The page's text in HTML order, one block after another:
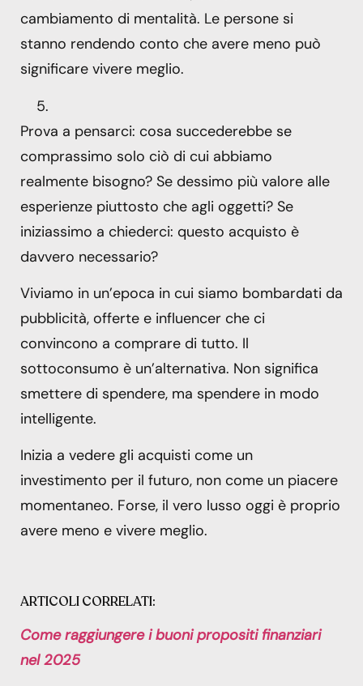
cambiamento di mentalità. Le persone si
stanno rendendo conto che avere meno può
significare vivere meglio.
Prova a pensarci: cosa succederebbe se
comprassimo solo ciò di cui abbiamo
realmente bisogno? Se dessimo più valore alle
esperienze piuttosto che agli oggetti? Se
iniziassimo a chiederci: questo acquisto è
davvero necessario?
Viviamo in un’epoca in cui siamo bombardati da
pubblicità, offerte e influencer che ci
convincono a comprare di tutto. Il
sottoconsumo è un’alternativa. Non significa
smettere di spendere, ma spendere in modo
intelligente.
Inizia a vedere gli acquisti come un
investimento per il futuro, non come un piacere
momentaneo. Forse, il vero lusso oggi è proprio
avere meno e vivere meglio.
ARTICOLI CORRELATI:
Come raggiungere i buoni propositi finanziari
nel 2025